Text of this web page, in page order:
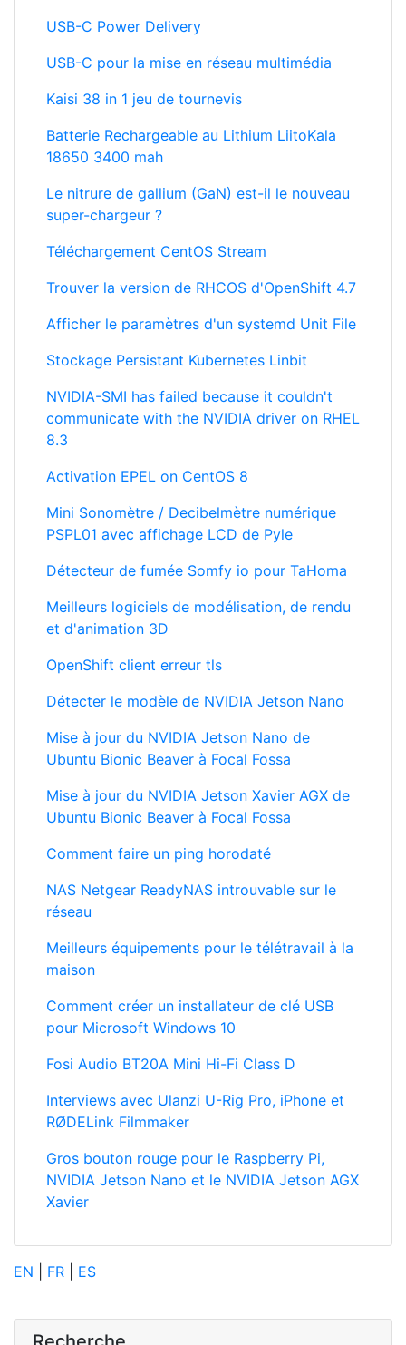
USB-C Power Delivery
USB-C pour la mise en réseau multimédia
Kaisi 38 in 1 jeu de tournevis
Batterie Rechargeable au Lithium LiitoKala
18650 3400 mah
Le nitrure de gallium (GaN) est-il le nouveau
super-chargeur ?
Téléchargement CentOS Stream
Trouver la version de RHCOS d'OpenShift 4.7
Afficher le paramètres d'un systemd Unit File
Stockage Persistant Kubernetes Linbit
NVIDIA-SMI has failed because it couldn't
communicate with the NVIDIA driver on RHEL
8.3
Activation EPEL on CentOS 8
Mini Sonomètre / Decibelmètre numérique
PSPL01 avec affichage LCD de Pyle
Détecteur de fumée Somfy io pour TaHoma
Meilleurs logiciels de modélisation, de rendu
et d'animation 3D
OpenShift client erreur tls
Détecter le modèle de NVIDIA Jetson Nano
Mise à jour du NVIDIA Jetson Nano de
Ubuntu Bionic Beaver à Focal Fossa
Mise à jour du NVIDIA Jetson Xavier AGX de
Ubuntu Bionic Beaver à Focal Fossa
Comment faire un ping horodaté
NAS Netgear ReadyNAS introuvable sur le
réseau
Meilleurs équipements pour le télétravail à la
maison
Comment créer un installateur de clé USB
pour Microsoft Windows 10
Fosi Audio BT20A Mini Hi-Fi Class D
Interviews avec Ulanzi U-Rig Pro, iPhone et
RØDELink Filmmaker
Gros bouton rouge pour le Raspberry Pi,
NVIDIA Jetson Nano et le NVIDIA Jetson AGX
Xavier
EN FR ES